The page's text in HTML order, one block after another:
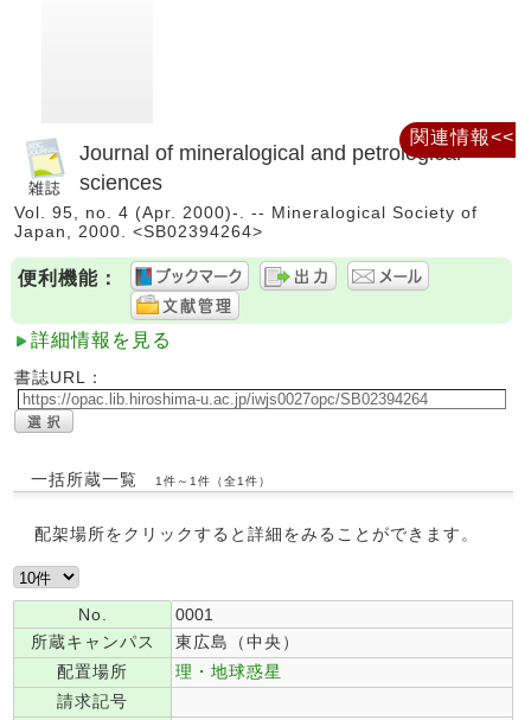
Journal of mineralogical and petrological
sciences
Vol. 95, no. 4 (Apr. 2000)-. -- Mineralogical Society of
Japan, 2000. <SB02394264>
便利機能：
詳細情報を見る
書誌URL：
一括所蔵一覧 1件～1件（全1件）
配架場所をクリックすると詳細をみることができます。
No.
0001
所蔵キャンパス
東広島（中央）
配置場所
理・地球惑星
請求記号
関連情報<<